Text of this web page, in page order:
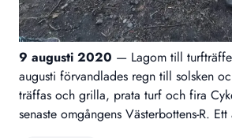
9 augusti 2020 — Lagom till
augusti förvandlades regn till solsken
träffas och grilla, prata turf och fira
senaste omgångens Västerbottens-R.